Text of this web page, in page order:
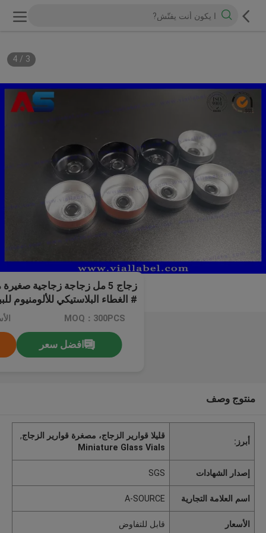
3
/
4
# الغطاء البلاستيكي للألومنيوم
MOQ：300PCS
افضل سعر
منتوج وصف
أبرز:
قليلا قوارير الزجاج، مصغرة قوارير الزجاج,
Miniature Glass Vials
إصدار الشهادات SGS
اسم العلامة التجارية A-SOURCE
الأسعار قابل للتفاوض